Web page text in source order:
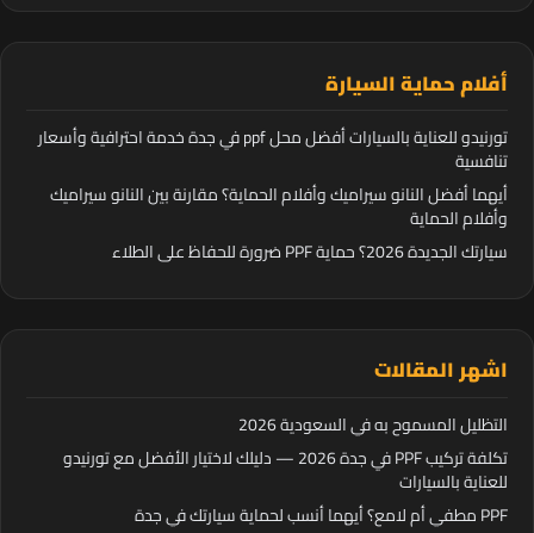
أفلام حماية السيارة
تورنيدو للعناية بالسيارات أفضل محل ppf في جدة خدمة احترافية وأسعار
تنافسية
أيهما أفضل النانو سيراميك وأفلام الحماية؟ مقارنة بين النانو سيراميك
وأفلام الحماية
سيارتك الجديدة 2026؟ حماية PPF ضرورة للحفاظ على الطلاء
اشهر المقالات
التظليل المسموح به في السعودية 2026
تكلفة تركيب PPF في جدة 2026 — دليلك لاختيار الأفضل مع تورنيدو
للعناية بالسيارات
PPF مطفي أم لامع؟ أيهما أنسب لحماية سيارتك في جدة